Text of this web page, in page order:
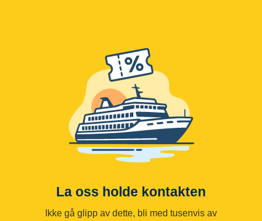
La oss holde kontakten
Ikke gå glipp av dette, bli med tusenvis av